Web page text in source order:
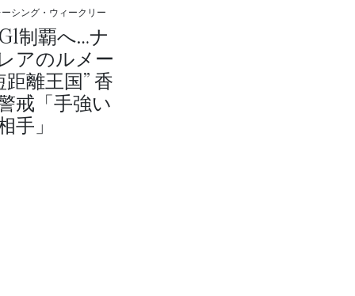
シング・ウィークリー
制覇へ…ナ
アのルメー
距離王国” 香
戒「手強い
手」